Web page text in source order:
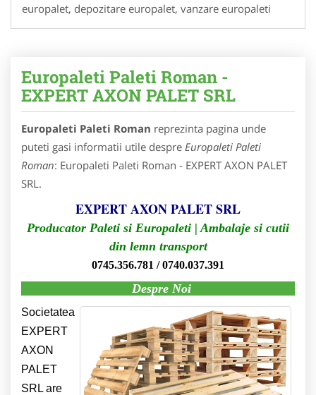
europalet, depozitare europalet, vanzare europaleti
Europaleti Paleti Roman -
EXPERT AXON PALET SRL
Europaleti Paleti Roman reprezinta pagina unde
puteti gasi informatii utile despre Europaleti Paleti
Roman: Europaleti Paleti Roman - EXPERT AXON PALET
SRL.
EXPERT AXON PALET SRL
Producator Paleti si Europaleti | Ambalaje si cutii
din lemn transport
0745.356.781 / 0740.037.391
Despre Noi
Societatea
EXPERT
AXON
PALET
SRL are